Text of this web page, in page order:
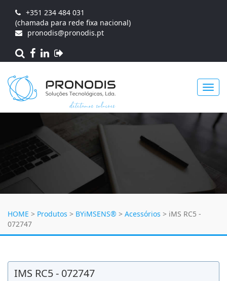
+351 234 484 031
(chamada para rede fixa nacional)
pronodis@pronodis.pt
HOME > Produtos > BYiMSENS® > Acessórios > iMS RC5 -
072747
IMS RC5 - 072747